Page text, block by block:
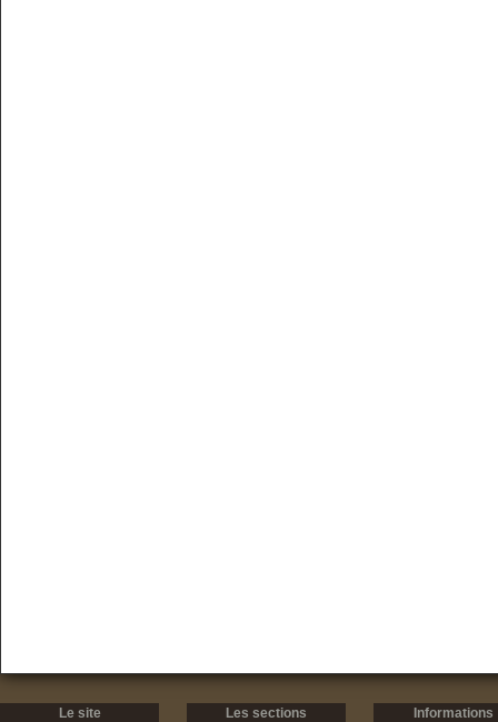
Le site
Les sections
Informations